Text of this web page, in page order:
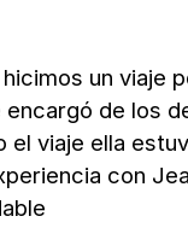
un viaje
encargó de los
el viaje ella
con